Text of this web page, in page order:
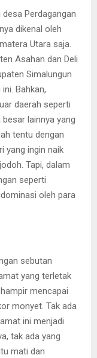
Perdagangan
dikenal oleh
Utara saja.
Asahan dan Deli
Simalungun
Bahkan,
daerah seperti
lainnya yang
tentu dengan
yang ingin naik
Tapi, dalam
seperti
oleh para
sebutan
yang terletak
mencapai
monyet. Tak ada
ini menjadi
tak ada yang
mati dan